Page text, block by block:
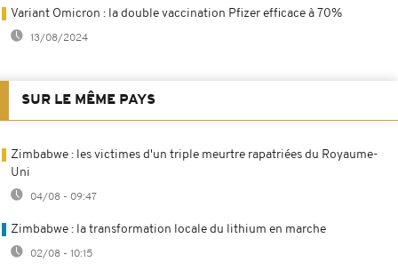
Variant Omicron : la double vaccination Pfizer efficace à 70%
13/08/2024
SUR LE MÊME PAYS
Zimbabwe : les victimes d'un triple meurtre rapatriées du Royaume-
Uni
04/08 - 09:47
Zimbabwe : la transformation locale du lithium en marche
02/08 - 10:15